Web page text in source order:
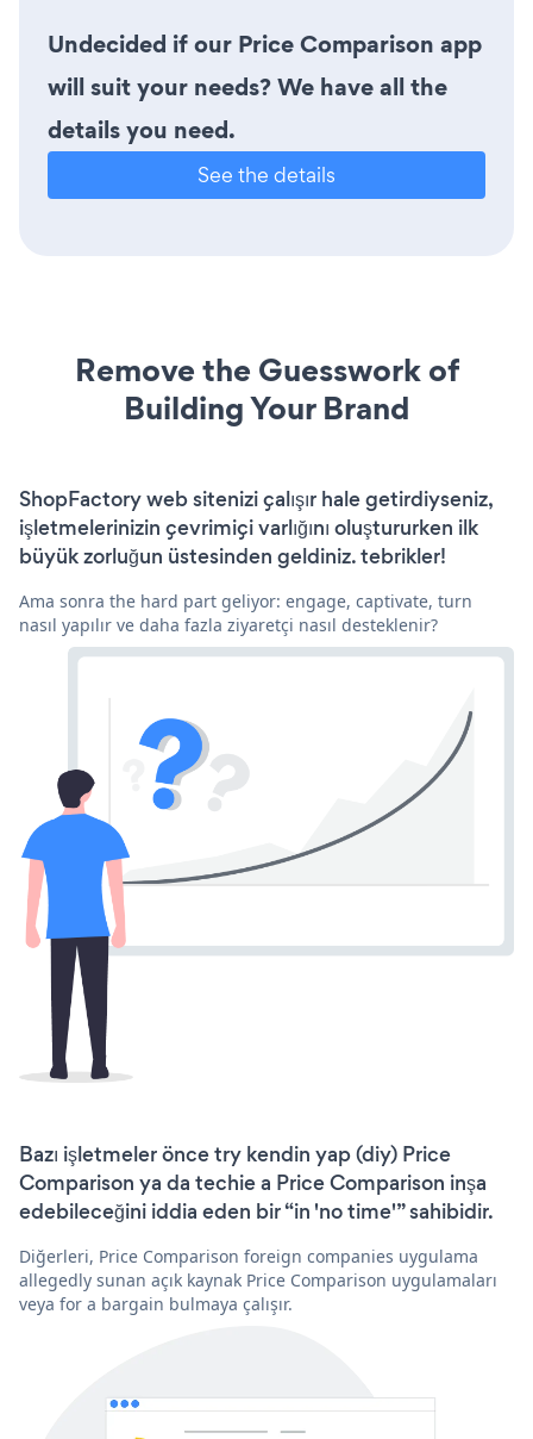
Undecided if our Price Comparison app
will suit your needs? We have all the
details you need.
See the details
Remove the Guesswork of
Building Your Brand
ShopFactory web sitenizi çalışır hale getirdiyseniz,
işletmelerinizin çevrimiçi varlığını oluştururken ilk
büyük zorluğun üstesinden geldiniz. tebrikler!
Ama sonra the hard part geliyor: engage, captivate, turn
nasıl yapılır ve daha fazla ziyaretçi nasıl desteklenir?
Bazı işletmeler önce try kendin yap (diy) Price
Comparison ya da techie a Price Comparison inşa
edebileceğini iddia eden bir “in 'no time'” sahibidir.
Diğerleri, Price Comparison foreign companies uygulama
allegedly sunan açık kaynak Price Comparison uygulamaları
veya for a bargain bulmaya çalışır.